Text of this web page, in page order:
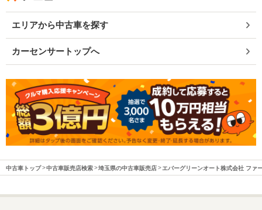
エリアから中古車を探す
カーセンサートップへ
中古車トップ 中古車販売店検索 埼玉県の中古車販売店 エバーグリーンオート株式会社 ファ